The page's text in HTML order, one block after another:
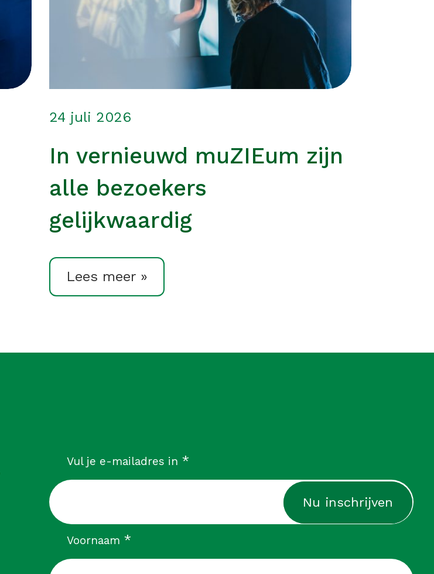
In vernieuwd muZIEum zijn
alle bezoekers
gelijkwaardig
24 juli 2026
Lees meer »
Vul je e-mailadres in *verplicht
Voornaam *verplicht